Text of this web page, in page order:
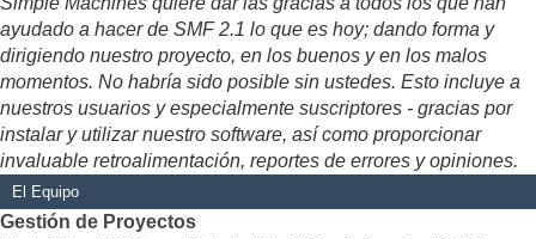
ayudado a hacer de SMF 2.1 lo que es hoy; dando forma y
dirigiendo nuestro proyecto, en los buenos y en los malos
momentos. No habría sido posible sin ustedes. Esto incluye a
nuestros usuarios y especialmente suscriptores - gracias por
instalar y utilizar nuestro software, así como proporcionar
invaluable retroalimentación, reportes de errores y opiniones.
El Equipo
Gestión de Proyectos